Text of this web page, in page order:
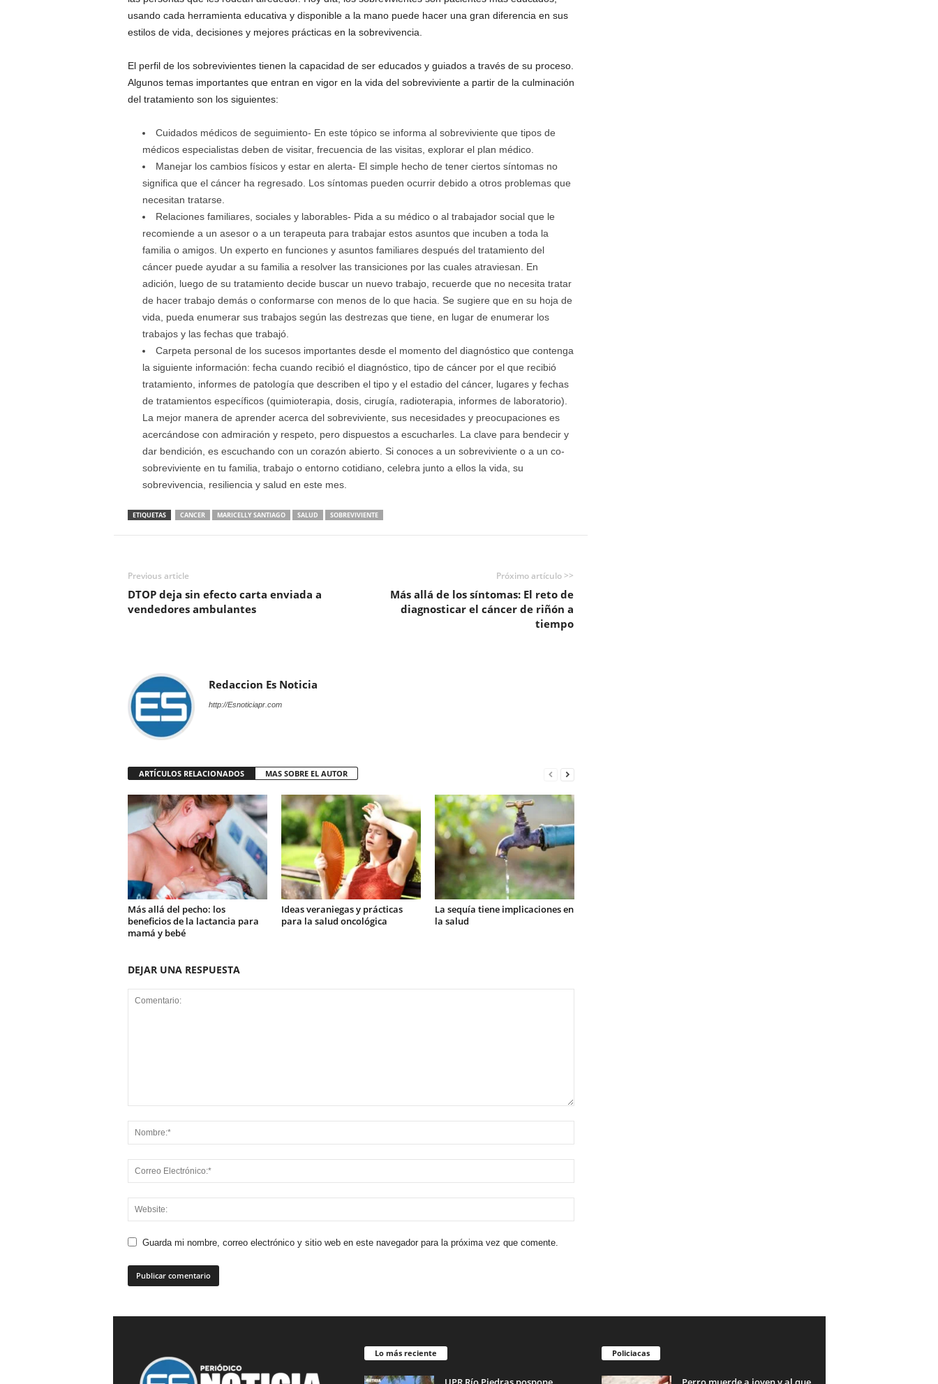
usando cada herramienta educativa y disponible a la mano puede hacer una gran diferencia en sus
estilos de vida, decisiones y mejores prácticas en la sobrevivencia.
El perfil de los sobrevivientes tienen la capacidad de ser educados y guiados a través de su proceso.
Algunos temas importantes que entran en vigor en la vida del sobreviviente a partir de la culminación
del tratamiento son los siguientes:
Cuidados médicos de seguimiento- En este tópico se informa al sobreviviente que tipos de
médicos especialistas deben de visitar, frecuencia de las visitas, explorar el plan médico.
Manejar los cambios físicos y estar en alerta- El simple hecho de tener ciertos síntomas no
significa que el cáncer ha regresado. Los síntomas pueden ocurrir debido a otros problemas que
necesitan tratarse.
Relaciones familiares, sociales y laborables- Pida a su médico o al trabajador social que le
recomiende a un asesor o a un terapeuta para trabajar estos asuntos que incuben a toda la
familia o amigos. Un experto en funciones y asuntos familiares después del tratamiento del
cáncer puede ayudar a su familia a resolver las transiciones por las cuales atraviesan. En
adición, luego de su tratamiento decide buscar un nuevo trabajo, recuerde que no necesita tratar
de hacer trabajo demás o conformarse con menos de lo que hacia. Se sugiere que en su hoja de
vida, pueda enumerar sus trabajos según las destrezas que tiene, en lugar de enumerar los
trabajos y las fechas que trabajó.
Carpeta personal de los sucesos importantes desde el momento del diagnóstico que contenga
la siguiente información: fecha cuando recibió el diagnóstico, tipo de cáncer por el que recibió
tratamiento, informes de patología que describen el tipo y el estadio del cáncer, lugares y fechas
de tratamientos específicos (quimioterapia, dosis, cirugía, radioterapia, informes de laboratorio).
La mejor manera de aprender acerca del sobreviviente, sus necesidades y preocupaciones es
acercándose con admiración y respeto, pero dispuestos a escucharles. La clave para bendecir y
dar bendición, es escuchando con un corazón abierto. Si conoces a un sobreviviente o a un co-
sobreviviente en tu familia, trabajo o entorno cotidiano, celebra junto a ellos la vida, su
sobrevivencia, resiliencia y salud en este mes.
ETIQUETAS CANCER MARICELLY SANTIAGO SALUD SOBREVIVIENTE
Previous article
DTOP deja sin efecto carta enviada a
vendedores ambulantes
Próximo artículo >>
Más allá de los síntomas: El reto de
diagnosticar el cáncer de riñón a
tiempo
Redaccion Es Noticia
http://Esnoticiapr.com
ARTÍCULOS RELACIONADOS MAS SOBRE EL AUTOR
Más allá del pecho: los
beneficios de la lactancia para
mamá y bebé
Ideas veraniegas y prácticas
para la salud oncológica
La sequía tiene implicaciones en
la salud
DEJAR UNA RESPUESTA
Guarda mi nombre, correo electrónico y sitio web en este navegador para la próxima vez que comente.
Lo más reciente Policiacas